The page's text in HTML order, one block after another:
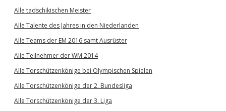
Alle tadschikischen Meister
Alle Talente des Jahres in den Niederlanden
Alle Teams der EM 2016 samt Ausrüster
Alle Teilnehmer der WM 2014
Alle Torschützenkönige bei Olympischen Spielen
Alle Torschützenkönige der 2. Bundesliga
Alle Torschützenkönige der 3. Liga